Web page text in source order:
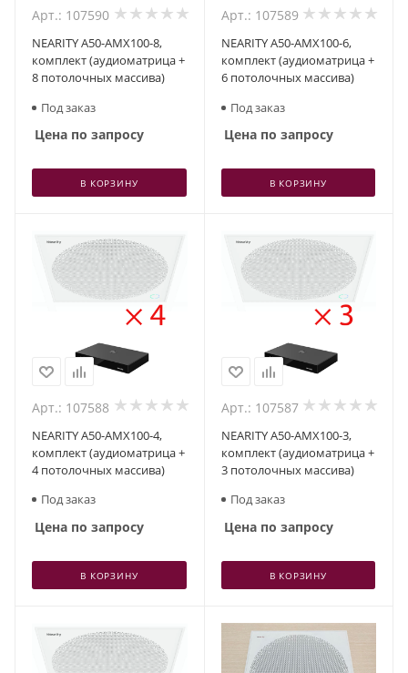
Арт.: 107590
NEARITY A50-AMX100-8,
комплект (аудиоматрица +
8 потолочных массива)
Под заказ
Цена по запросу
В КОРЗИНУ
Арт.: 107589
NEARITY A50-AMX100-6,
комплект (аудиоматрица +
6 потолочных массива)
Под заказ
Цена по запросу
В КОРЗИНУ
Арт.: 107588
NEARITY A50-AMX100-4,
комплект (аудиоматрица +
4 потолочных массива)
Под заказ
Цена по запросу
В КОРЗИНУ
Арт.: 107587
NEARITY A50-AMX100-3,
комплект (аудиоматрица +
3 потолочных массива)
Под заказ
Цена по запросу
В КОРЗИНУ